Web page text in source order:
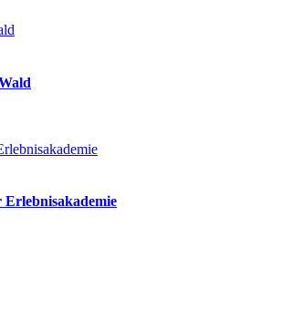
Erlebnisakademie